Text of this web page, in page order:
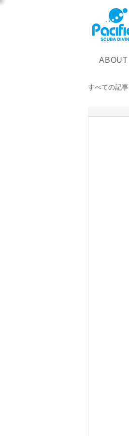
ABOUT
すべての記事